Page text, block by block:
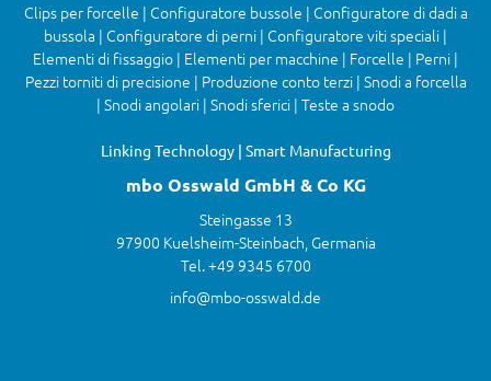
Clips per forcelle | Configuratore bussole | Configuratore di dadi a
bussola | Configuratore di perni | Configuratore viti speciali |
Elementi di fissaggio | Elementi per macchine | Forcelle | Perni |
Pezzi torniti di precisione | Produzione conto terzi | Snodi a forcella
| Snodi angolari | Snodi sferici | Teste a snodo
Linking Technology | Smart Manufacturing
mbo Osswald GmbH & Co KG
Steingasse 13
97900 Kuelsheim-Steinbach, Germania
Tel. +49 9345 6700
info@mbo-osswald.de